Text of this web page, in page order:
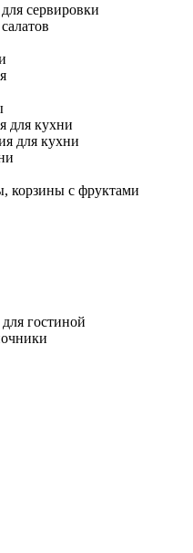
сервировки
для кухни
для кухни
корзины с фруктами
гостиной